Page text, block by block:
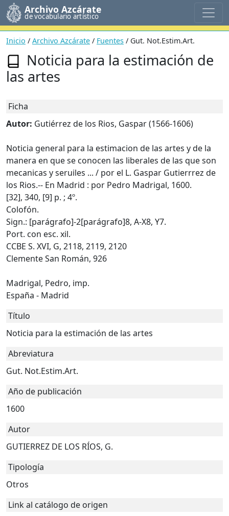
Archivo Azcárate
de vocabulario artístico
Inicio / Archivo Azcárate / Fuentes / Gut. Not.Estim.Art.
Noticia para la estimación de
las artes
Ficha
Autor: Gutiérrez de los Rios, Gaspar (1566-1606)
Noticia general para la estimacion de las artes y de la
manera en que se conocen las liberales de las que son
mecanicas y seruiles ... / por el L. Gaspar Gutierrrez de
los Rios.-- En Madrid : por Pedro Madrigal, 1600.
[32], 340, [9] p. ; 4º.
Colofón.
Sign.: [parágrafo]-2[parágrafo]8, A-X8, Y7.
Port. con esc. xil.
CCBE S. XVI, G, 2118, 2119, 2120
Clemente San Román, 926
Madrigal, Pedro, imp.
España - Madrid
Título
Noticia para la estimación de las artes
Abreviatura
Gut. Not.Estim.Art.
Año de publicación
1600
Autor
GUTIERREZ DE LOS RÍOS, G.
Tipología
Otros
Link al catálogo de origen